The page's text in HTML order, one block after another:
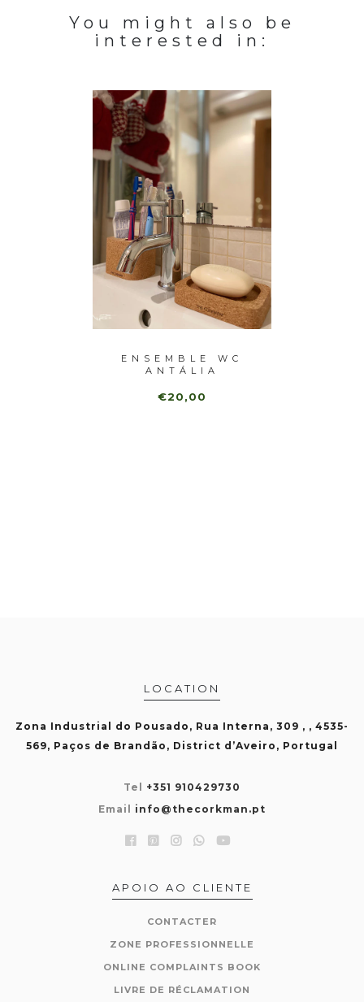
You might also be
interested in:
ENSEMBLE WC
ANTÁLIA
€20,00
LOCATION
Zona Industrial do Pousado, Rua Interna, 309 , , 4535-
569, Paços de Brandão, District d’Aveiro, Portugal
Tel +351 910429730
Email info@thecorkman.pt
APOIO AO CLIENTE
CONTACTER
ZONE PROFESSIONNELLE
ONLINE COMPLAINTS BOOK
LIVRE DE RÉCLAMATION